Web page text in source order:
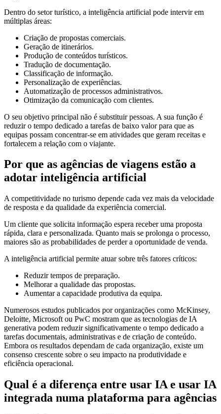
Dentro do setor turístico, a inteligência artificial pode intervir em
múltiplas áreas:
Criação de propostas comerciais.
Geração de itinerários.
Produção de conteúdos turísticos.
Tradução de documentação.
Classificação de informação.
Personalização de experiências.
Automatização de processos administrativos.
Otimização da comunicação com clientes.
O seu objetivo principal não é substituir pessoas. A sua função é
reduzir o tempo dedicado a tarefas de baixo valor para que as
equipas possam concentrar-se em atividades que geram receitas e
fortalecem a relação com o viajante.
Por que as agências de viagens estão a
adotar inteligência artificial
A competitividade no turismo depende cada vez mais da velocidade
de resposta e da qualidade da experiência comercial.
Um cliente que solicita informação espera receber uma proposta
rápida, clara e personalizada. Quanto mais se prolonga o processo,
maiores são as probabilidades de perder a oportunidade de venda.
A inteligência artificial permite atuar sobre três fatores críticos:
Reduzir tempos de preparação.
Melhorar a qualidade das propostas.
Aumentar a capacidade produtiva da equipa.
Numerosos estudos publicados por organizações como McKinsey,
Deloitte, Microsoft ou PwC mostram que as tecnologias de IA
generativa podem reduzir significativamente o tempo dedicado a
tarefas documentais, administrativas e de criação de conteúdo.
Embora os resultados dependam de cada organização, existe um
consenso crescente sobre o seu impacto na produtividade e
eficiência operacional.
Qual é a diferença entre usar IA e usar IA
integrada numa plataforma para agências